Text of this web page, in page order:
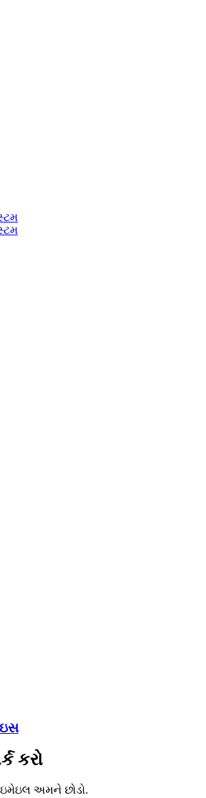
કરો
ઇમેઇલ અમને છોડો.